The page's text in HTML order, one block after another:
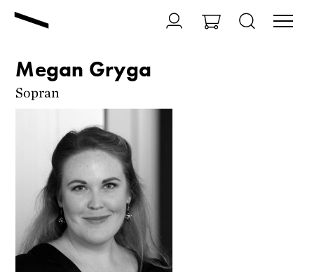
Megan Gryga
Sopran